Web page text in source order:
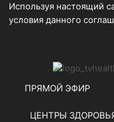
Используя настоящий
условия данного
ПРЯМОЙ ЭФИР
ЦЕНТРЫ